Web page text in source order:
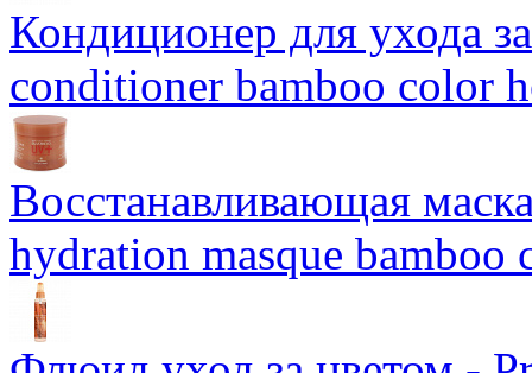
Кондиционер для ухода
conditioner bamboo color
Восстанавливающая
hydration masque bamboo